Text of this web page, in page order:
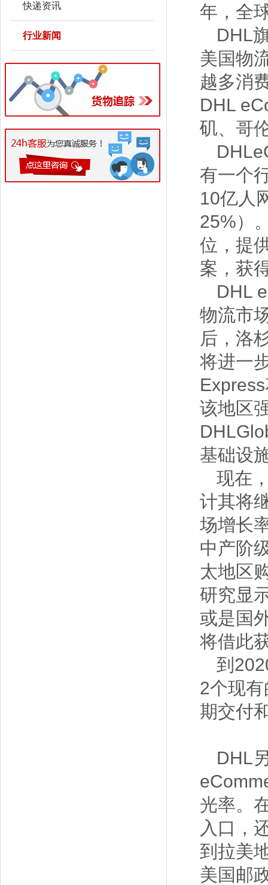
快递资讯
行业新闻
年，全
DHL
美国物
越多消
DHL
矶、哥
有一个
10亿人
25%）
位，提
案，获
DHL
物流市
后，洛
将进一
该地区
基础设
现在
计其将
场增长
中产阶
太地区
研究显
或是国
将借此
到
2个现
期交付
DHL
光率。
入口，
到拉美
美国邮